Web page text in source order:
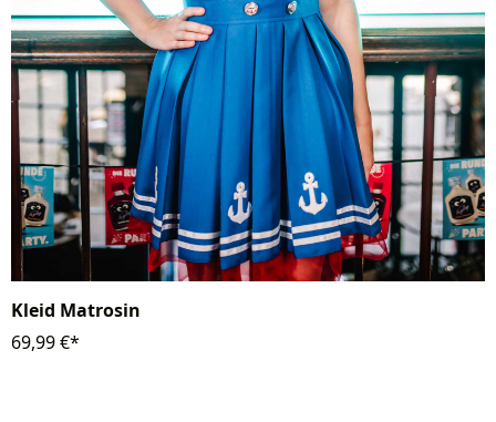
Kleid Matrosin
69,99 €*